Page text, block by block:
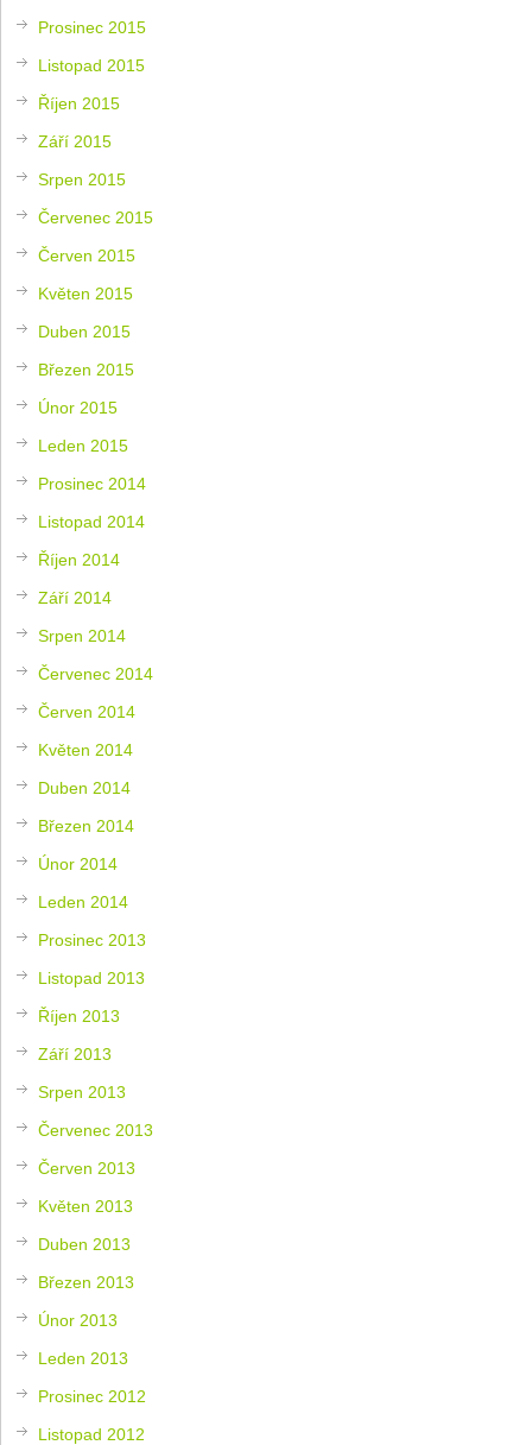
Prosinec 2015
Listopad 2015
Říjen 2015
Září 2015
Srpen 2015
Červenec 2015
Červen 2015
Květen 2015
Duben 2015
Březen 2015
Únor 2015
Leden 2015
Prosinec 2014
Listopad 2014
Říjen 2014
Září 2014
Srpen 2014
Červenec 2014
Červen 2014
Květen 2014
Duben 2014
Březen 2014
Únor 2014
Leden 2014
Prosinec 2013
Listopad 2013
Říjen 2013
Září 2013
Srpen 2013
Červenec 2013
Červen 2013
Květen 2013
Duben 2013
Březen 2013
Únor 2013
Leden 2013
Prosinec 2012
Listopad 2012